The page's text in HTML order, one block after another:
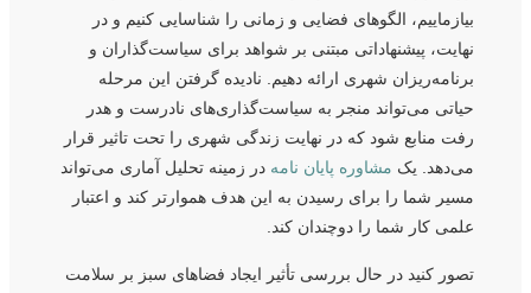
بیازماییم، الگوهای فضایی و زمانی را شناسایی کنیم و در
نهایت، پیشنهاداتی مبتنی بر شواهد برای سیاست‌گذاران و
برنامه‌ریزان شهری ارائه دهیم. نادیده گرفتن این مرحله
حیاتی می‌تواند منجر به سیاست‌گذاری‌های نادرست و هدر
رفت منابع شود که در نهایت زندگی شهری را تحت تاثیر قرار
می‌دهد. یکمشاوره پایان نامهدر زمینه تحلیل آماری می‌تواند
مسیر شما را برای رسیدن به این هدف هموارتر کند و اعتبار
علمی کار شما را دوچندان کند.
تصور کنید در حال بررسی تأثیر ایجاد فضاهای سبز بر سلامت